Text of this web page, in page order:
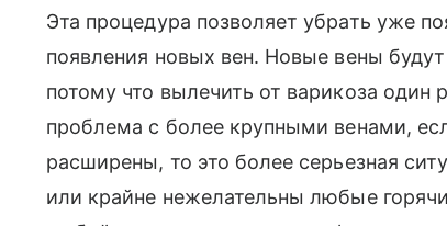
Эта процедура позволяет убрать уже
появления новых вен. Новые вены
потому что вылечить от варикоза
проблема с более крупными венами,
расширены, то это более серьезная
или крайне нежелательны любые